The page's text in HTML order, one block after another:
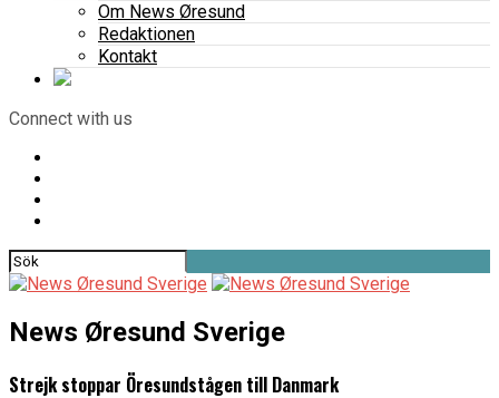
Om News Øresund
Redaktionen
Kontakt
Connect with us
News Øresund Sverige
Strejk stoppar Öresundstågen till Danmark